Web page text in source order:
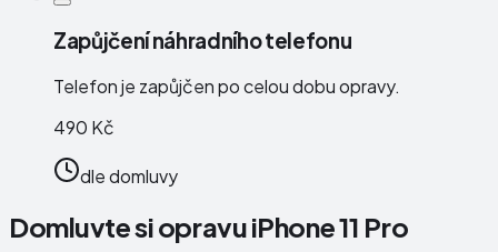
Zapůjčení náhradního telefonu
Telefon je zapůjčen po celou dobu opravy.
490 Kč
dle domluvy
Domluvte si opravu iPhone 11 Pro